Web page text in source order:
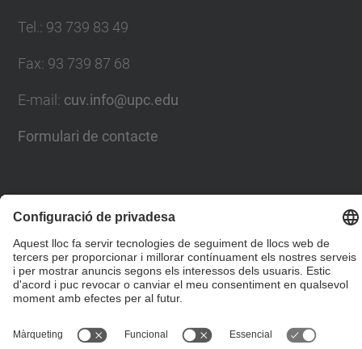
Tel. : 93 739 83 49
Fax: 93 739 87 68
E-mail : cuv.info@upc.edu
Formulari de contacte
© UPCCentre Universitari de la Visió
Desenvolupat amb
Mapa del lloc
Avís legal
Configuració de privadesa